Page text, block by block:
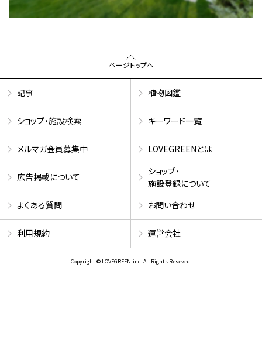
ページトップへ
記事 植物図鑑
ショップ・施設検索 キーワード一覧
メルマガ会員募集中 LOVEGREENとは
広告掲載について
ショップ・
施設登録について
よくある質問
お問い合わせ
利用規約 運営会社
Copyright © LOVEGREEN.inc. All Rights Reseved.